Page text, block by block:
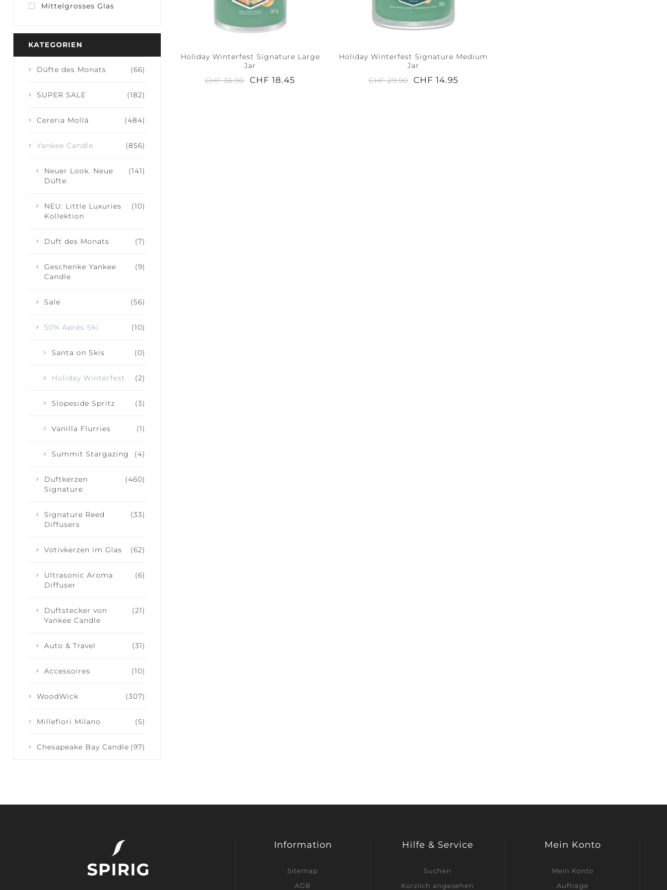
JOY + LAUGHTER
Holiday Winterfest Signature Large
Jar
CHF 36.90
CHF 18.45
Holiday Winterfest Signature Medium
Jar
CHF 29.90
CHF 14.95
Mittelgrosses Glas
KATEGORIEN
(66)
Düfte des Monats
(182)
SUPER SALE
(484)
Cereria Mollá
(856)
Yankee Candle
(141)
Neuer Look. Neue
Düfte.
(10)
NEU: Little Luxuries
Kollektion
(7)
Duft des Monats
(9)
Geschenke Yankee
Candle
(56)
Sale
(10)
50% Après Ski
(0)
Santa on Skis
(2)
Holiday Winterfest
(3)
Slopeside Spritz
(1)
Vanilla Flurries
(4)
Summit Stargazing
(460)
Duftkerzen
Signature
(33)
Signature Reed
Diffusers
(62)
Votivkerzen im Glas
(6)
Ultrasonic Aroma
Diffuser
(21)
Duftstecker von
Yankee Candle
(31)
Auto & Travel
(10)
Accessoires
(307)
WoodWick
(5)
Millefiori Milano
(97)
Chesapeake Bay Candle
Information
Sitemap
AGB
Hilfe & Service
Suchen
Kürzlich angesehen
Mein Konto
Mein Konto
Aufträge